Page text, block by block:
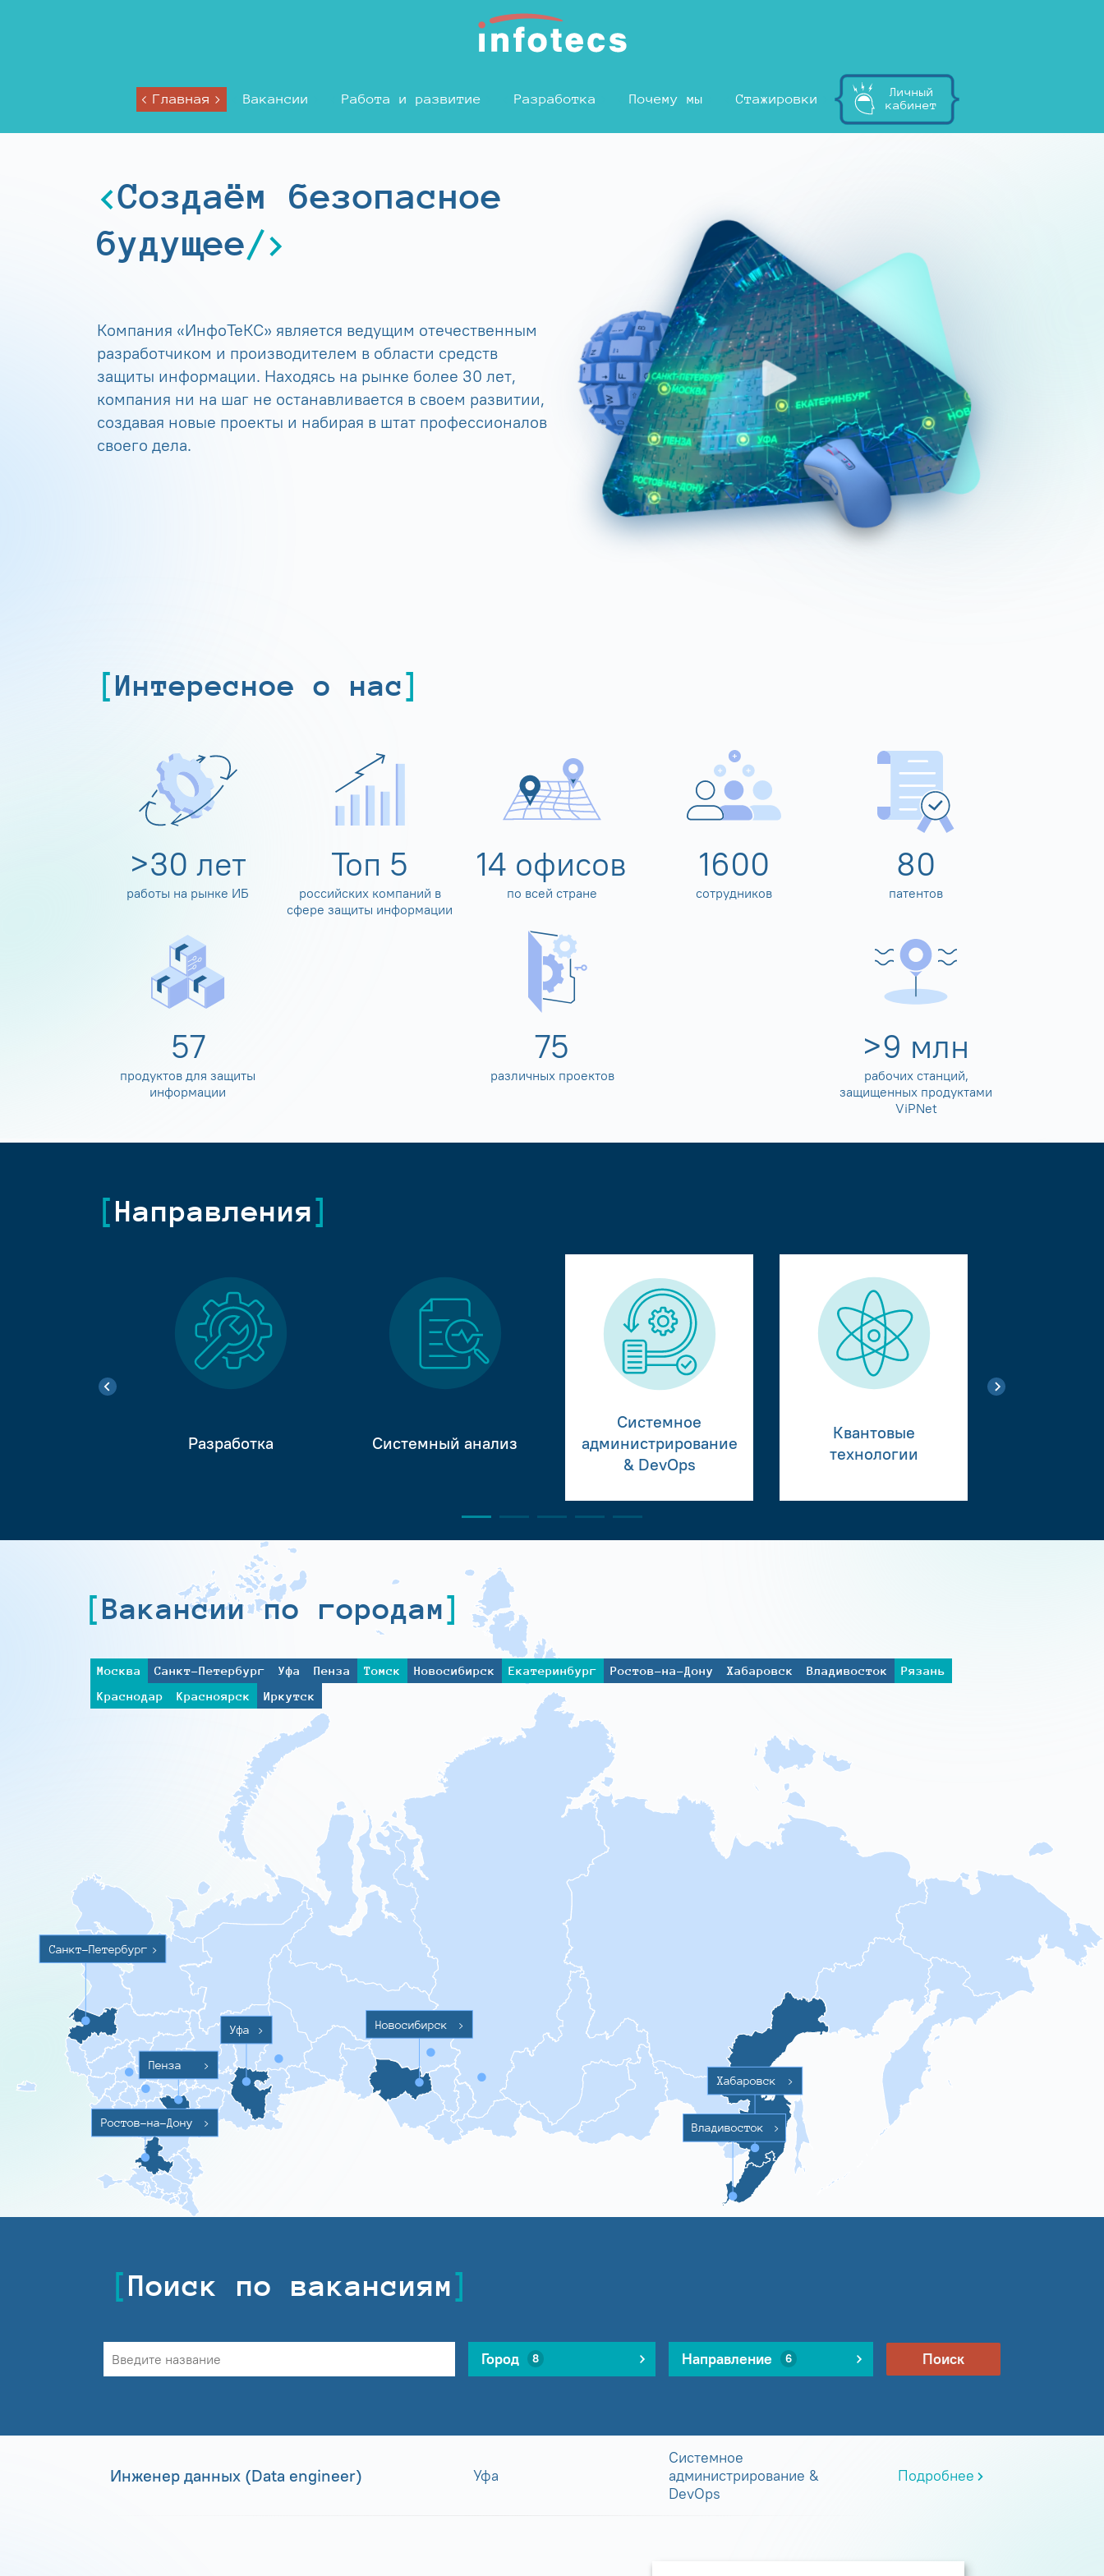
Главная Вакансии Работа и развитие Разработка Почему мы Стажировки
Личный
кабинет
Создаём безопасное
будущее
Компания «ИнфоТеКС» является ведущим отечественным
разработчиком и производителем в области средств
защиты информации. Находясь на рынке более 30 лет,
компания ни на шаг не останавливается в своем развитии,
создавая новые проекты и набирая в штат профессионалов
своего дела.
Интересное о нас
>30 лет
работы на рынке ИБ
Топ 5
российских компаний в
сфере защиты информации
14 офисов
по всей стране
1600
сотрудников
80
патентов
60
продуктов для защиты
информации
80
различных проектов
>10 млн
рабочих станций,
защищенных продуктами
ViPNet
Направления
Разработка Системный анализ
Системное
администрирование
& DevOps
Квантовые
технологии
Вакансии по городам
Москва Санкт-Петербург Уфа Пенза Томск Новосибирск Екатеринбург Ростов-на-Дону Хабаровск Владивосток
Рязань
Краснодар
Красноярск Иркутск
Санкт-Петербург >
Ростов-на-Дону >
Пенза >
Уфа > Новосибирск >
Хабаровск >
Владивосток >
Поиск по вакансиям
Город 8 Направление 6 Поиск
Инженер данных (Data engineer) Уфа
Системное
администрирование &
DevOps
Подробнее